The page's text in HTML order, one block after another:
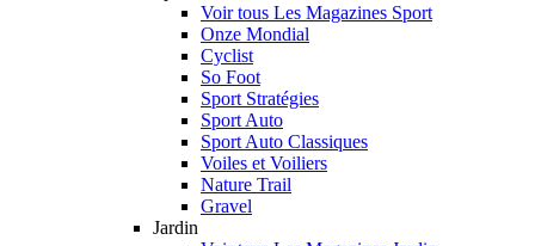
Voir tous Les Magazines Sport
Onze Mondial
Cyclist
So Foot
Sport Stratégies
Sport Auto
Sport Auto Classiques
Voiles et Voiliers
Nature Trail
Gravel
Jardin